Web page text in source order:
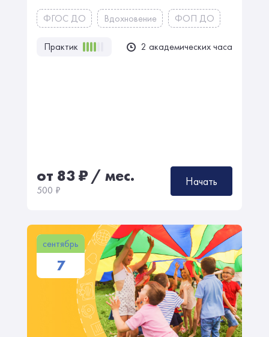
ФГОС ДО Вдохновение ФОП ДО
Практик 2 академических часа
от 83₽/ мес.
500 ₽
Начать
сентябрь
7